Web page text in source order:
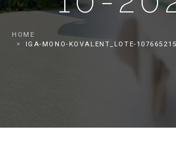
HOME
IGA-MONO-KOVALENT_LOTE-